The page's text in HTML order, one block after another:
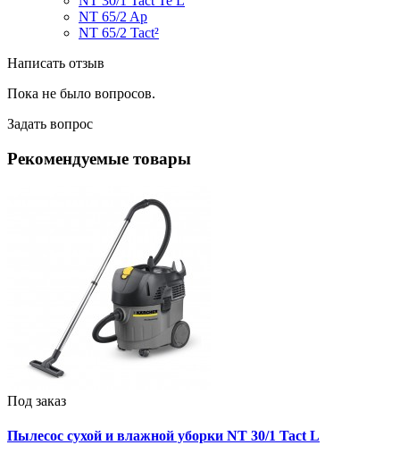
NT 65/2 Ap
NT 65/2 Tact²
Написать отзыв
Пока не было вопросов.
Задать вопрос
Рекомендуемые товары
Под заказ
Пылесос сухой и влажной уборки NT 30/1 Tact L